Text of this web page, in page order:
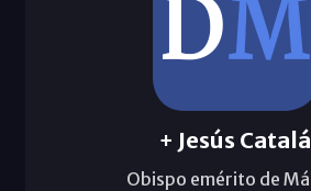
+ Jesús Catalá
Obispo emérito de